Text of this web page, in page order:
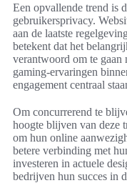
Een opvallende trend is
gebruikersprivacy.
aan de laatste
betekent dat het
verantwoord om te gaan
gaming-ervaringen
engagement centraal
Om concurrerend te
hoogte blijven van deze
om hun online
betere verbinding met
investeren in actuele
bedrijven hun succes in